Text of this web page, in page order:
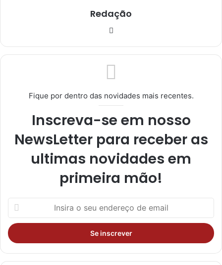
Redação
ra
Fique por dentro das novidades mais recentes.
Inscreva-se em nosso
NewsLetter para receber as
ultimas novidades em
primeira mão!
i
a